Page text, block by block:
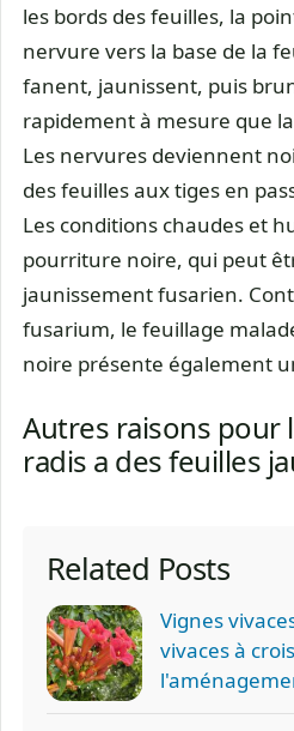
les bords des feuilles, la
nervure vers la base de la
fanent, jaunissent, puis
rapidement à mesure que
Les nervures deviennent
des feuilles aux tiges en
Les conditions chaudes et
pourriture noire, qui peut
jaunissement fusarien.
fusarium, le feuillage
noire présente également
Autres raisons pour
radis a des feuilles
Related Posts
Vignes
vivaces à